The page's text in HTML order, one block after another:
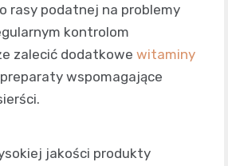
rasy podatnej na problemy
kontrolom
zalecić dodatkowe witaminy
wspomagające
jakości produkty